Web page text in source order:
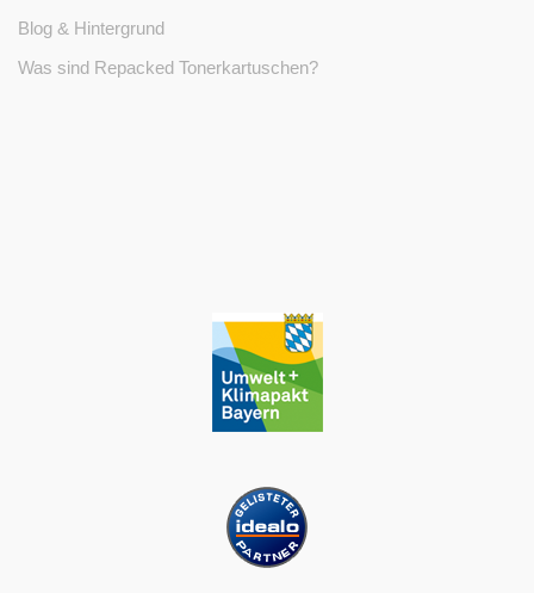
Blog & Hintergrund
Was sind Repacked Tonerkartuschen?